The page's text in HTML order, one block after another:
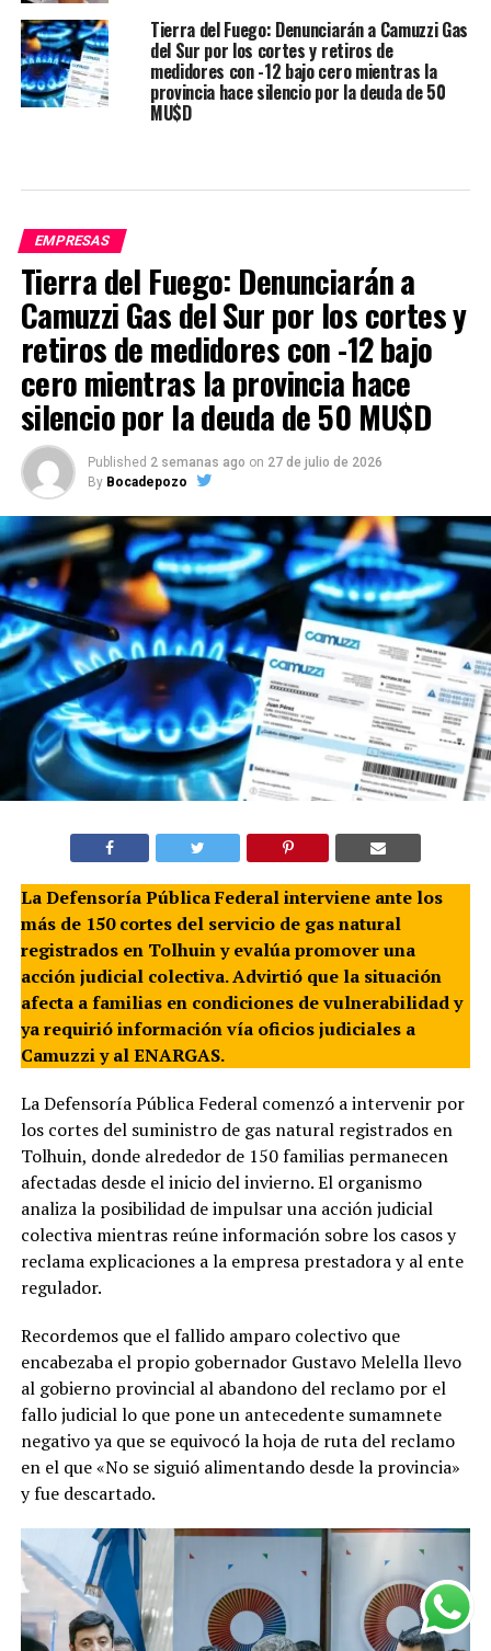
Tierra del Fuego: Denunciarán a Camuzzi Gas
del Sur por los cortes y retiros de
medidores con -12 bajo cero mientras la
provincia hace silencio por la deuda de 50
MU$D
EMPRESAS
Tierra del Fuego: Denunciarán a
Camuzzi Gas del Sur por los cortes y
retiros de medidores con -12 bajo
cero mientras la provincia hace
silencio por la deuda de 50 MU$D
Published 2 semanas ago on 27 de julio de 2026
By Bocadepozo
La Defensoría Pública Federal interviene ante los
más de 150 cortes del servicio de gas natural
registrados en Tolhuin y evalúa promover una
acción judicial colectiva. Advirtió que la situación
afecta a familias en condiciones de vulnerabilidad y
ya requirió información vía oficios judiciales a
Camuzzi y al ENARGAS.
La Defensoría Pública Federal comenzó a intervenir por
los cortes del suministro de gas natural registrados en
Tolhuin, donde alrededor de 150 familias permanecen
afectadas desde el inicio del invierno. El organismo
analiza la posibilidad de impulsar una acción judicial
colectiva mientras reúne información sobre los casos y
reclama explicaciones a la empresa prestadora y al ente
regulador.
Recordemos que el fallido amparo colectivo que
encabezaba el propio gobernador Gustavo Melella llevo
al gobierno provincial al abandono del reclamo por el
fallo judicial lo que pone un antecedente sumamnete
negativo ya que se equivocó la hoja de ruta del reclamo
en el que «No se siguió alimentando desde la provincia»
y fue descartado.